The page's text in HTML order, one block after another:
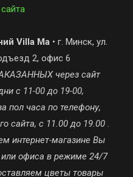
Villa Ma • г. Минск, ул.
2, офис 6
через сайт
с 11-00 до 19-00,
пол часа по телефону,
сайта, с 11.00 до 19.00 .
интернет-магазине Вы
офиса в режиме 24/7
цветы товары